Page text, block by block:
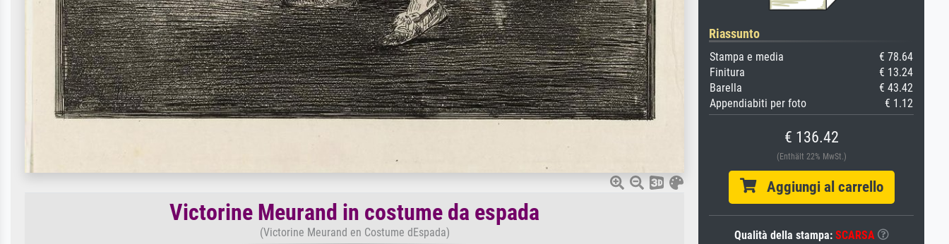
Victorine Meurand in costume da espada
(Victorine Meurand en Costume dEspada)
Riassunto
Stampa e media
€ 78.64
Finitura
€ 13.24
Barella
€ 43.42
Appendiabiti per foto
€ 1.12
€ 136.42
(Enthält 22% MwSt.)
Aggiungi al carrello
Qualità della stampa: SCARSA